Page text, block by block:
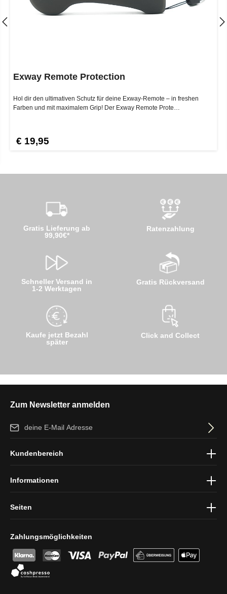
Exway Remote Protection
Hol dir den ultimativen Schutz für deine Exway-Remote – in freshen
Farben und mit maximalem Grip! Der Exway Remote Prote…
€ 19,95
Gratis Lieferung ab
99,90€*
Schneller Versand in
1-2 Werktagen
Kaufe jetzt Bezahl
später
Ratenzahlung
Gratis Rückversand
Click and Collect
Zum Newsletter anmelden
E-Mail-Adresse*
und dieAGBgelesen und bin mit ihnen einverstanden.
Zahlungsmöglichkeiten
Kundenbereich
Informationen
Seiten